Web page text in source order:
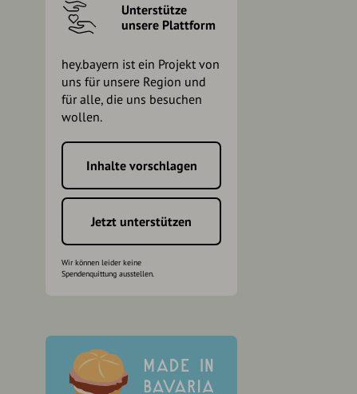
Unterstütze
unsere Plattform
hey.bayern ist ein Projekt von
uns für unsere Region und
für alle, die uns besuchen
wollen.
Inhalte vorschlagen
Jetzt unterstützen
Wir können leider keine
Spendenquittung ausstellen.